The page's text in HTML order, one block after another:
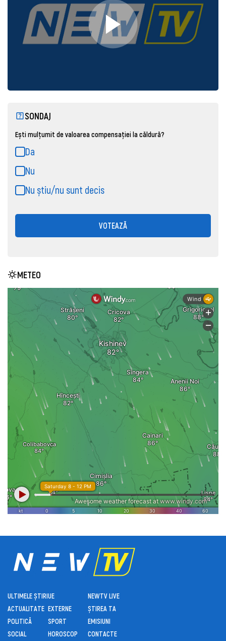
SONDAJ
Ești mulțumit de valoarea compensației la căldură?
Da
Nu
Nu știu/nu sunt decis
VOTEAZĂ
METEO
ULTIMELE ȘTIRI
ACTUALITATE
POLITICĂ
SOCIAL
UE
EXTERNE
SPORT
HOROSCOP
NEWTV LIVE
ȘTIREA TA
EMISIUNI
CONTACTE